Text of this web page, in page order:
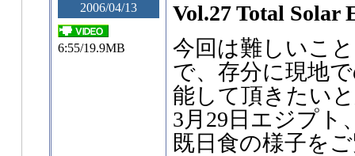
2006/04/13
6:55/19.9MB
Vol.27 Total Solar
今回は難しいこ
で、存分に現地
能して頂きたい
3月29日エジプト
既日食の様子を